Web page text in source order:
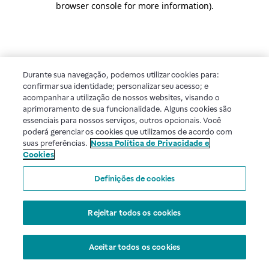
browser console for more information).
Durante sua navegação, podemos utilizar cookies para:
confirmar sua identidade; personalizar seu acesso; e
acompanhar a utilização de nossos websites, visando o
aprimoramento de sua funcionalidade. Alguns cookies são
essenciais para nossos serviços, outros opcionais. Você
poderá gerenciar os cookies que utilizamos de acordo com
suas preferências. Nossa Política de Privacidade e
Cookies
Definições de cookies
Rejeitar todos os cookies
Aceitar todos os cookies